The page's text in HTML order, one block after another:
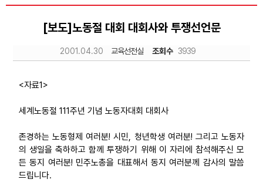
[보도]노동절 대회 대회사와 투쟁선언문
2001.04.30 교육선전실 조회수 3939
<자료1>
세계노동절 111주년 기념 노동자대회 대회사
존경하는 노동형제 여러분! 시민, 청년학생 여러분! 그리고 노동자
의 생일을 축하하고 함께 투쟁하기 위해 이 자리에 참석해주신 모
든 동지 여러분! 민주노총을 대표해서 동지 여러분께 감사의 말씀
드립니다.
공지사항
성명·보도
노동상담
부설기관
Sketchbook5, 스케치북5